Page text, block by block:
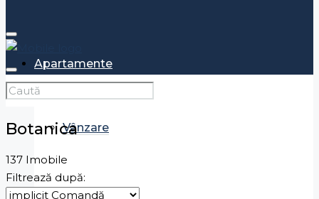
Apartamente
Vânzare
Chirie
Botanica
137 Imobile
Filtrează după: